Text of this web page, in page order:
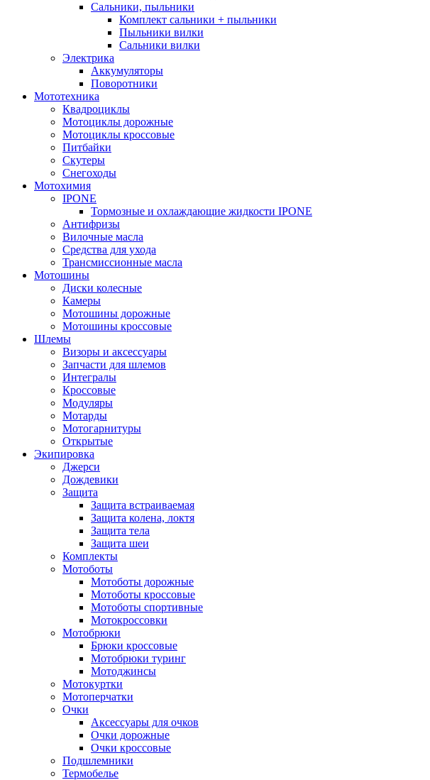
Сальники, пыльники
Комплект сальники + пыльники
Пыльники вилки
Сальники вилки
Электрика
Аккумуляторы
Поворотники
Мототехника
Квадроциклы
Мотоциклы дорожные
Мотоциклы кроссовые
Питбайки
Скутеры
Снегоходы
Мотохимия
IPONE
Тормозные и охлаждающие жидкости IPONE
Антифризы
Вилочные масла
Средства для ухода
Трансмиссионные масла
Мотошины
Диски колесные
Камеры
Мотошины дорожные
Мотошины кроссовые
Шлемы
Визоры и аксессуары
Запчасти для шлемов
Интегралы
Кроссовые
Модуляры
Мотарды
Мотогарнитуры
Открытые
Экипировка
Джерси
Дождевики
Защита
Защита встраиваемая
Защита колена, локтя
Защита тела
Защита шеи
Комплекты
Мотоботы
Мотоботы дорожные
Мотоботы кроссовые
Мотоботы спортивные
Мотокроссовки
Мотобрюки
Брюки кроссовые
Мотобрюки туринг
Мотоджинсы
Мотокуртки
Мотоперчатки
Очки
Аксессуары для очков
Очки дорожные
Очки кроссовые
Подшлемники
Термобелье